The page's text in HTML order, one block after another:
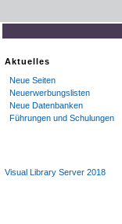
Aktuelles
Neue Seiten
Neuerwerbungslisten
Neue Datenbanken
Führungen und Schulungen
Visual Library Server 2018